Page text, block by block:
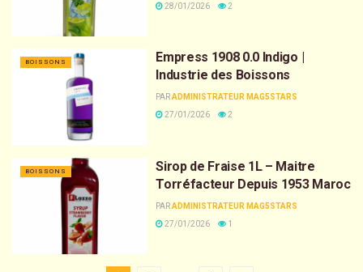
28/01/2026
2
BOISSONS
Empress 1908 0.0 Indigo |
Industrie des Boissons
PARADMINISTRATEUR MAG5STARS
27/01/2026
2
BOISSONS
Sirop de Fraise 1L – Maitre
Torréfacteur Depuis 1953 Maroc
PARADMINISTRATEUR MAG5STARS
27/01/2026
1